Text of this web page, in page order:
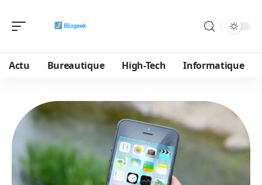
Actu Bureautique High-Tech Informatique